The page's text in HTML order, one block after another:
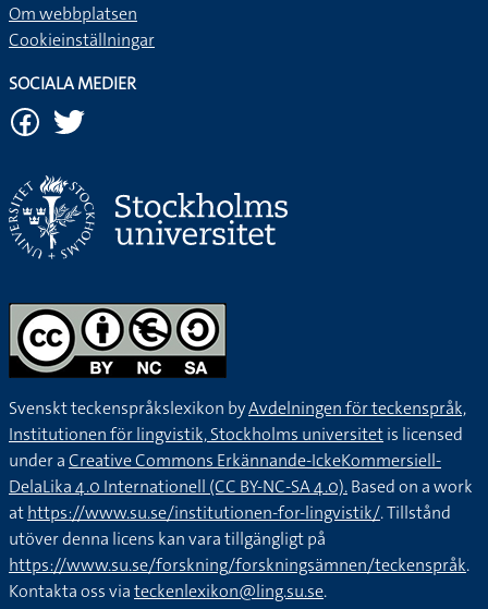
Om webbplatsen
Cookieinställningar
SOCIALA MEDIER
Svenskt teckenspråkslexikon byAvdelningen för teckenspråk,
Institutionen för lingvistik, Stockholms universitetis licensed
under aCreative Commons Erkännande-IckeKommersiell-
DelaLika 4.0 Internationell (CC BY-NC-SA 4.0).Based on a work
athttps://www.su.se/institutionen-for-lingvistik/. Tillstånd
utöver denna licens kan vara tillgängligt på
https://www.su.se/forskning/forskningsämnen/teckenspråk.
Kontakta oss viateckenlexikon@ling.su.se.